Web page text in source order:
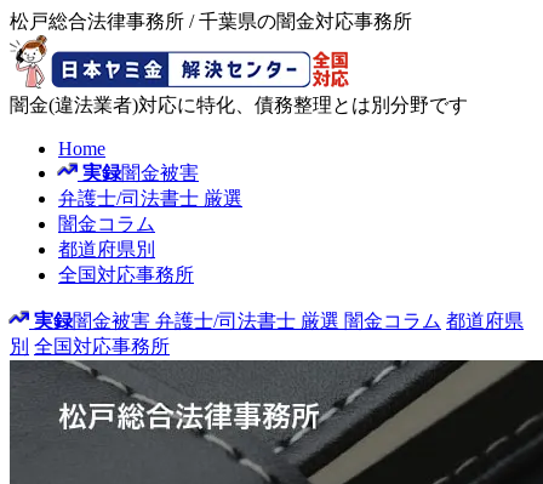
松戸総合法律事務所 / 千葉県の闇金対応事務所
闇金(違法業者)対応に特化、債務整理とは別分野です
Home
実録闇金被害
弁護士/司法書士 厳選
闇金コラム
都道府県別
全国対応事務所
実録闇金被害 弁護士/司法書士 厳選 闇金コラム 都道府県
別 全国対応事務所